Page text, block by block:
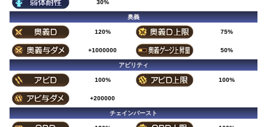
30%
奥義
120% 75%
+1000000 50%
アビリティ
100% 100%
+200000
チェインバースト